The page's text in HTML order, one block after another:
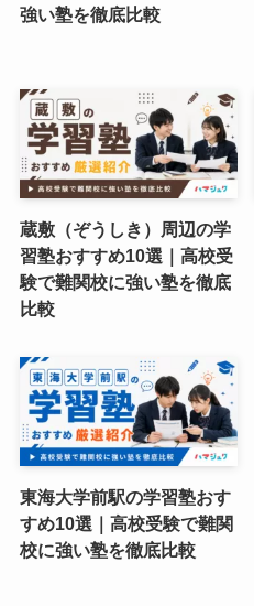
強い塾を徹底比較
蔵敷（ぞうしき）周辺の学
習塾おすすめ10選｜高校受
験で難関校に強い塾を徹底
比較
東海大学前駅の学習塾おす
すめ10選｜高校受験で難関
校に強い塾を徹底比較